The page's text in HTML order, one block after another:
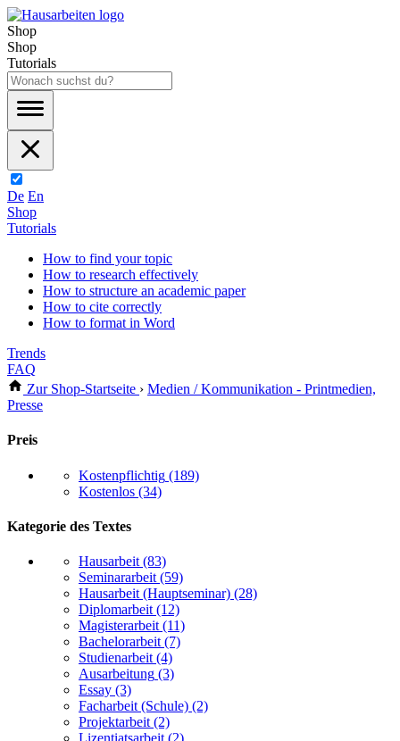
Shop
Shop
Tutorials
De En
Shop
Tutorials
How to find your topic
How to research effectively
How to structure an academic paper
How to cite correctly
How to format in Word
Trends
FAQ
Zur Shop-Startseite › Medien / Kommunikation - Printmedien,
Presse
Preis
Kostenpflichtig (189)
Kostenlos (34)
Kategorie des Textes
Hausarbeit (83)
Seminararbeit (59)
Hausarbeit (Hauptseminar) (28)
Diplomarbeit (12)
Magisterarbeit (11)
Bachelorarbeit (7)
Studienarbeit (4)
Ausarbeitung (3)
Essay (3)
Facharbeit (Schule) (2)
Projektarbeit (2)
Lizentiatsarbeit (2)